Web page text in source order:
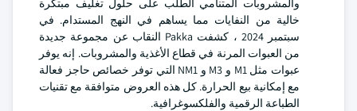
والمشروبات المتنامي الطلب على حلول تغليف مبتكرة
خالية من النفايات مما يساهم في النهج المستدام. في
سبتمبر 2024 ، كشفت Pakka النقاب عن مجموعة جديدة
من العبوات المرنة في قطاع الأغذية والمشروبات. إنه يوفر
عبوات مثل M1 و M3 و NM1 التي توفر خصائص حاجز فعالة
مع إمكانية بيع الحرارة. كل هذه العروض متوافقة مع تقنيات
الطباعة الرقمية والفلكسوغرافية.